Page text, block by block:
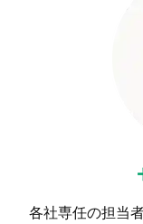
各社専任の担当